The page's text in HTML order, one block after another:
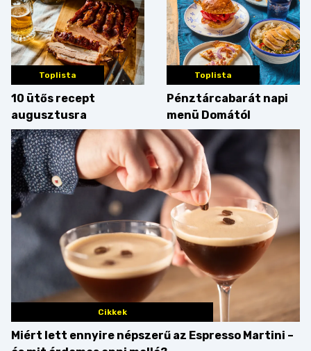
Toplista
10 ütős recept
augusztusra
Toplista
Pénztárcabarát napi
menü Domától
Cikkek
Miért lett ennyire népszerű az Espresso Martini –